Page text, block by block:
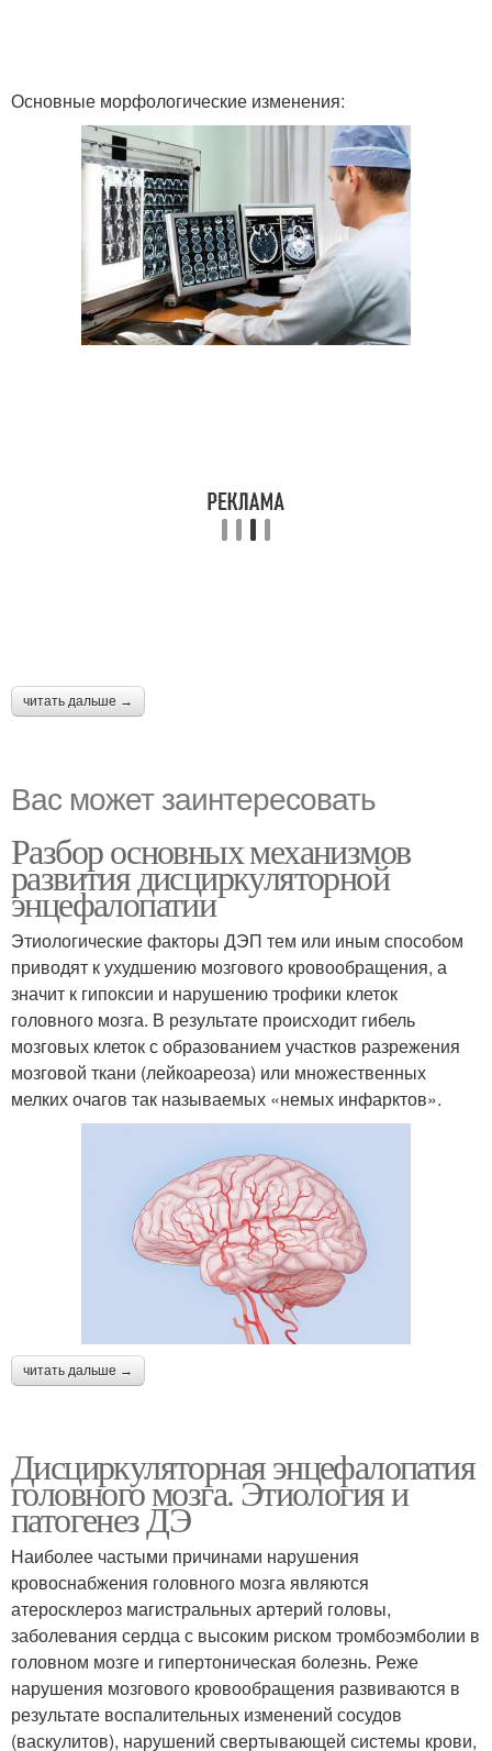
Основные морфологические изменения:
читать дальше →
Вас может заинтересовать
Разбор основных механизмов
развития дисциркуляторной
энцефалопатии
Этиологические факторы ДЭП тем или иным способом
приводят к ухудшению мозгового кровообращения, а
значит к гипоксии и нарушению трофики клеток
головного мозга. В результате происходит гибель
мозговых клеток с образованием участков разрежения
мозговой ткани (лейкоареоза) или множественных
мелких очагов так называемых «немых инфарктов».
читать дальше →
Дисциркуляторная энцефалопатия
головного мозга. Этиология и
патогенез ДЭ
Наиболее частыми причинами нарушения
кровоснабжения головного мозга являются
атеросклероз магистральных артерий головы,
заболевания сердца с высоким риском тромбоэмболии в
головном мозге и гипертоническая болезнь. Реже
нарушения мозгового кровообращения развиваются в
результате воспалительных изменений сосудов
(васкулитов), нарушений свертывающей системы крови,